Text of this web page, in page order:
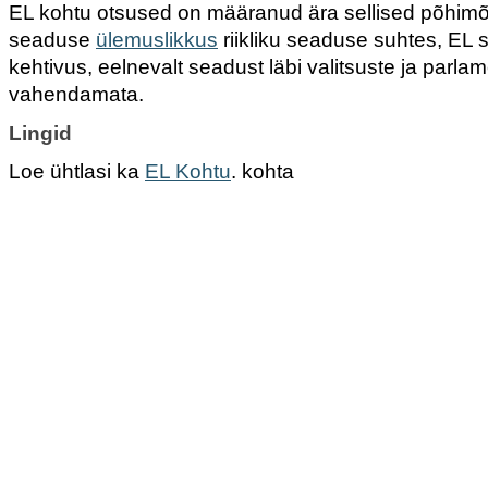
EL kohtu otsused on määranud ära sellised
seaduse ülemuslikkus riikliku seaduse suhtes, EL
kehtivus, eelnevalt seadust läbi valitsuste ja
vahendamata.
Lingid
Loe ühtlasi ka EL Kohtu. kohta